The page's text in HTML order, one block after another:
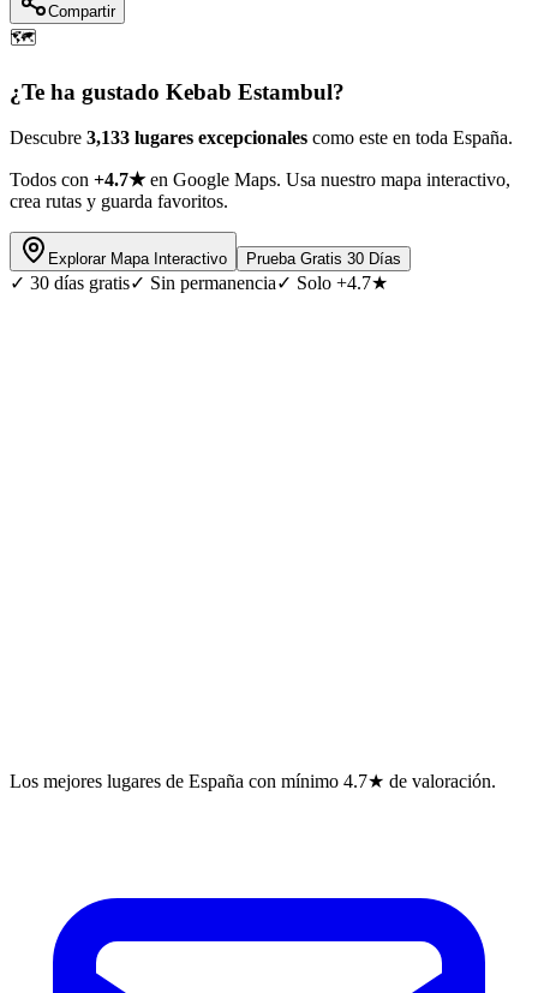
Compartir
🗺️
¿Te ha gustado Kebab Estambul?
Descubre 3,133 lugares excepcionales como este en toda España.
Todos con +4.7★en Google Maps. Usa nuestro mapa interactivo,
crea rutas y guarda favoritos.
Explorar Mapa Interactivo Prueba Gratis 30 Días
✓ 30 días gratis✓ Sin permanencia✓ Solo +4.7★
Los mejores lugares de España con mínimo 4.7★ de valoración.